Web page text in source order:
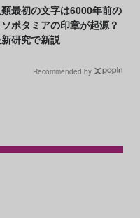
類最初の文字は6000年前の
ポタミアの印章が起源？
研究で新説
Recommended by